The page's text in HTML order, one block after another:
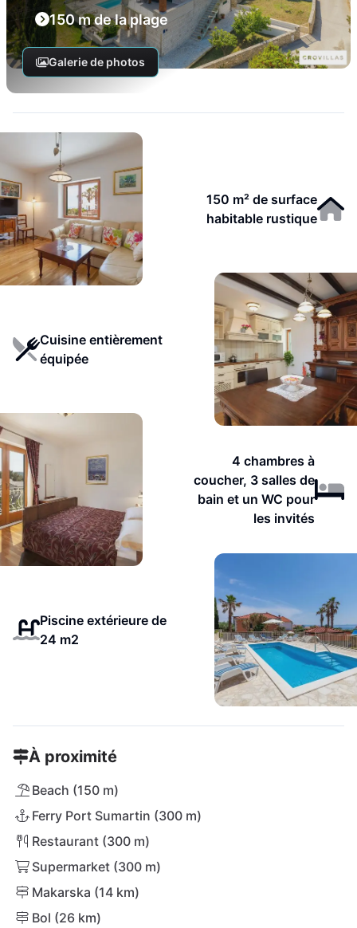
150 m de la plage
Galerie de photos
150 m² de surface
habitable rustique
Cuisine entièrement
équipée
4 chambres à
coucher, 3 salles de
bain et un WC pour
les invités
Piscine extérieure de
24 m2
À proximité
Beach (150 m)
Ferry Port Sumartin (300 m)
Restaurant (300 m)
Supermarket (300 m)
Makarska (14 km)
Bol (26 km)